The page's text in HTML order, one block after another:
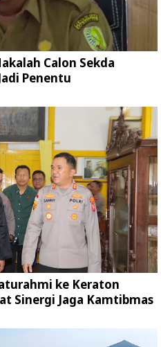
Calon Sekda
Penentu
ke Keraton
Sinergi Jaga Kamtibmas